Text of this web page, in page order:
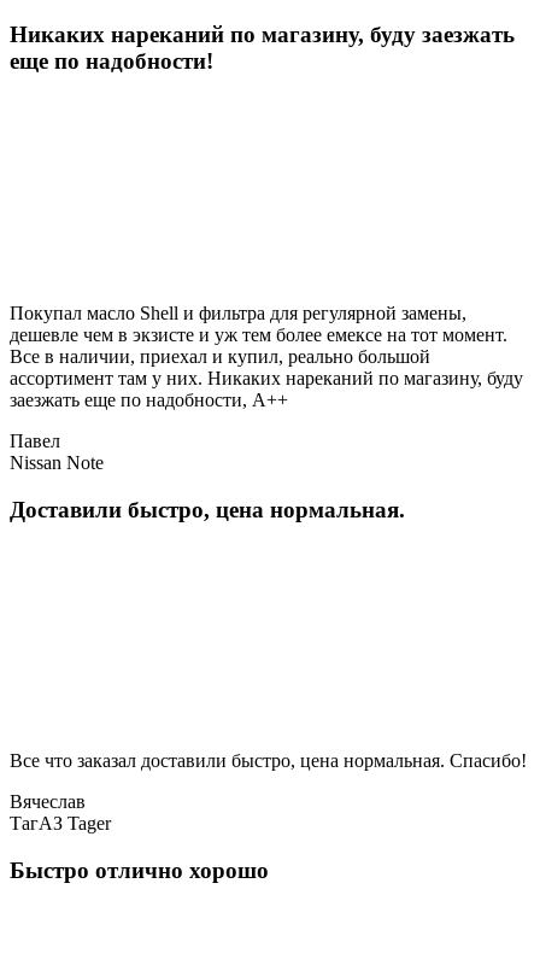
Никаких нареканий по магазину, буду заезжать
еще по надобности!
Покупал масло Shell и фильтра для регулярной замены,
дешевле чем в экзисте и уж тем более емексе на тот момент.
Все в наличии, приехал и купил, реально большой
ассортимент там у них. Никаких нареканий по магазину, буду
заезжать еще по надобности, A++
Павел
Nissan Note
Доставили быстро, цена нормальная.
Все что заказал доставили быстро, цена нормальная. Спасибо!
Вячеслав
ТагАЗ Tager
Быстро отлично хорошо